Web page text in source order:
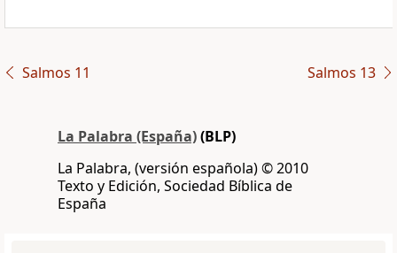
Salmos 11 Salmos 13
La Palabra (España)(BLP)
La Palabra, (versión española) © 2010
Texto y Edición, Sociedad Bíblica de
España